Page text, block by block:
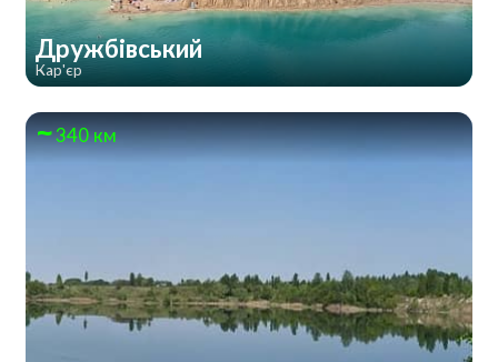
Дружбівський
Кар'єр
340 км